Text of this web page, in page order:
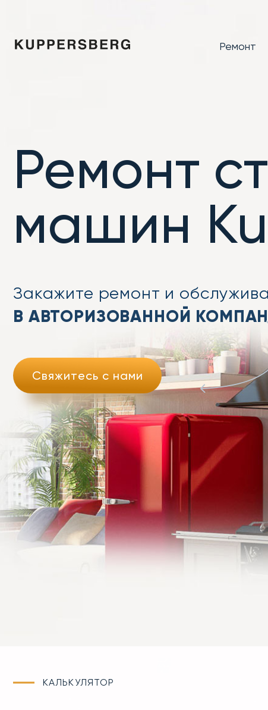
Ремонт
Ремонт
машин
Закажите ремонт и
В АВТОРИЗОВАННОЙ
Свяжитесь с нами
КАЛЬКУЛЯТОР